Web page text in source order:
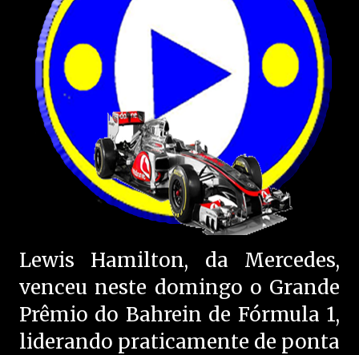
Lewis Hamilton, da Mercedes,
venceu neste domingo o Grande
Prêmio do Bahrein de Fórmula 1,
liderando praticamente de ponta